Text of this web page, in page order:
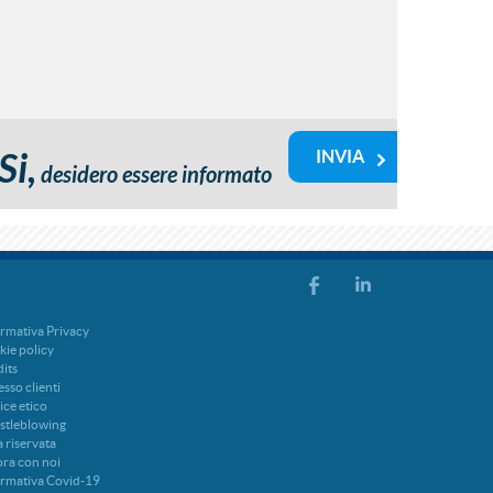
desidero essere informato
Privacy
policy
clienti
etico
riservata
con noi
Covid-19